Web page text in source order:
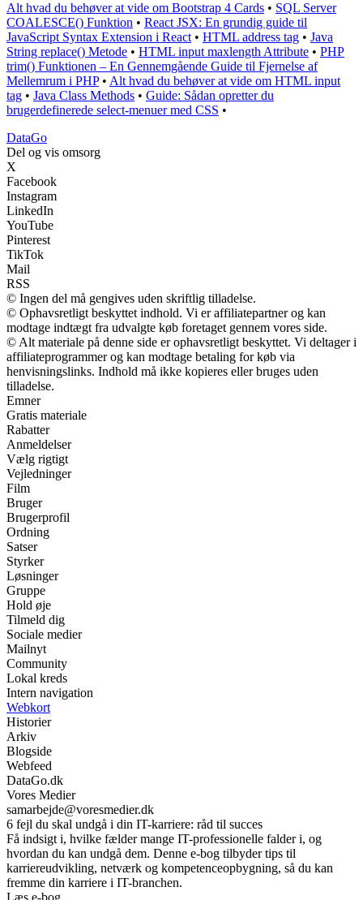
Alt hvad du behøver at vide om Bootstrap 4 Cards • SQL Server
COALESCE() Funktion • React JSX: En grundig guide til
JavaScript Syntax Extension i React • HTML address tag • Java
String replace() Metode • HTML input maxlength Attribute • PHP
trim() Funktionen – En Gennemgående Guide til Fjernelse af
Mellemrum i PHP• Alt hvad du behøver at vide om HTML input
tag • Java Class Methods • Guide: Sådan opretter du
brugerdefinerede select-menuer med CSS •
DataGo
Del og vis omsorg
X
Facebook
Instagram
LinkedIn
YouTube
Pinterest
TikTok
Mail
RSS
© Ingen del må gengives uden skriftlig tilladelse.
© Ophavsretligt beskyttet indhold. Vi er affiliatepartner og kan
modtage indtægt fra udvalgte køb foretaget gennem vores side.
© Alt materiale på denne side er ophavsretligt beskyttet. Vi deltager i
affiliateprogrammer og kan modtage betaling for køb via
henvisningslinks. Indhold må ikke kopieres eller bruges uden
tilladelse.
Emner
Gratis materiale
Rabatter
Anmeldelser
Vælg rigtigt
Vejledninger
Film
Bruger
Brugerprofil
Ordning
Satser
Styrker
Løsninger
Gruppe
Hold øje
Tilmeld dig
Sociale medier
Mailnyt
Community
Lokal kreds
Intern navigation
Webkort
Historier
Arkiv
Blogside
Webfeed
DataGo.dk
Vores Medier
samarbejde@voresmedier.dk
6 fejl du skal undgå i din IT-karriere: råd til succes
Få indsigt i, hvilke fælder mange IT-professionelle falder i, og
hvordan du kan undgå dem. Denne e-bog tilbyder tips til
karriereudvikling, netværk og kompetenceopbygning, så du kan
fremme din karriere i IT-branchen.